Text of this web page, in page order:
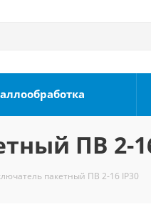
ПВ 2-
пакетный ПВ 2-16 IP30